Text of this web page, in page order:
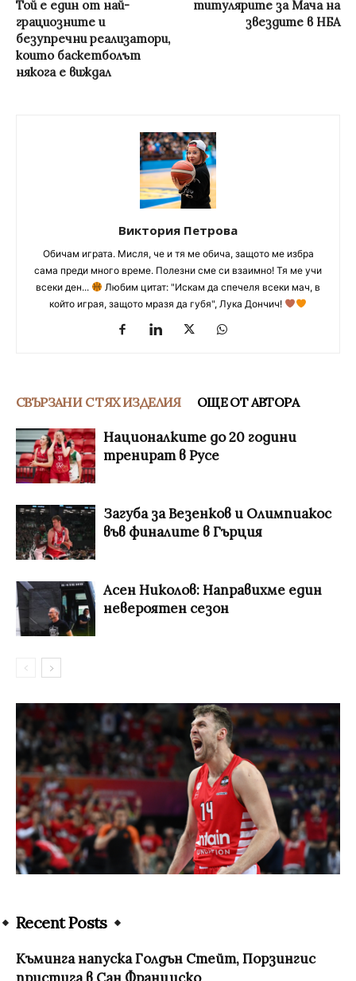
Той е един от най-
грациозните и
безупречни реализатори,
които баскетболът
някога е виждал
титулярите за Мача на
звездите в НБА
Виктория Петрова
Обичам играта. Мисля, че и тя ме обича, защото ме избра
сама преди много време. Полезни сме си взаимно! Тя ме учи
всеки ден...
Любим цитат: "Искам да спечеля всеки мач, в
който играя, защото мразя да губя", Лука Дончич!
СВЪРЗАНИ С ТЯХ ИЗДЕЛИЯ ОЩЕ ОТ АВТОРА
Националките до 20 години
тренират в Русе
Загуба за Везенков и Олимпиакос
във финалите в Гърция
Асен Николов: Направихме един
невероятен сезон
Recent Posts
Къминга напуска Голдън Стейт, Порзингис